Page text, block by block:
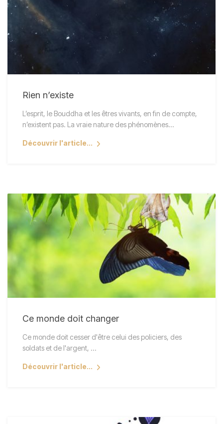
Rien n’existe
L’esprit, le Bouddha et les êtres vivants, en fin de compte,
n’existent pas. La vraie nature des phénomènes…
Découvrir l'article...
Ce monde doit changer
Ce monde doit cesser d'être celui des policiers, des
soldats et de l'argent, ...
Découvrir l'article...